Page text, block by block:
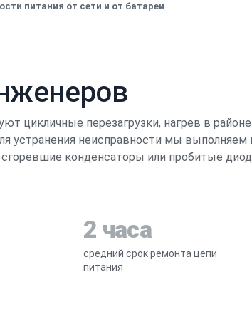
питания от сети и от батареи
цикличные перезагрузки, нагрев в
устранения неисправности мы
конденсаторы или пробитые
2 часа
средний срок ремонта цепи
питания